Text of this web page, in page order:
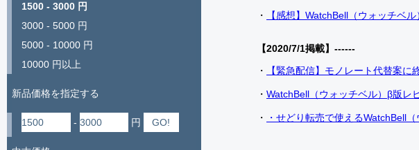
・ 【感想】WatchBell（ウォッチベ
【2020/7/1掲載】------
・
【緊急配信】モノレート代替案に
・ WatchBell（ウォッチベル）β版レ
・ ・せどり転売で使えるWatchBell
1500 - 3000 円
3000 - 5000 円
5000 - 10000 円
10000 円以上
新品価格を指定する
- 円